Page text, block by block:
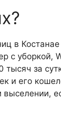
в
с уборкой,
ты­сяч за
и его